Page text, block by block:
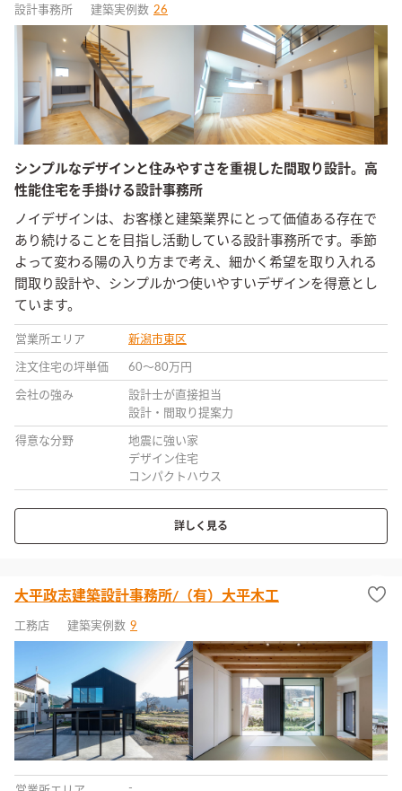
設計事務所 建築実例数 26
シンプルなデザインと住みやすさを重視した間取り設計。高
性能住宅を手掛ける設計事務所
ノイデザインは、お客様と建築業界にとって価値ある存在で
あり続けることを目指し活動している設計事務所です。季節
よって変わる陽の入り方まで考え、細かく希望を取り入れる
間取り設計や、シンプルかつ使いやすいデザインを得意とし
ています。
営業所エリア 新潟市東区
注文住宅の坪単価 60〜80万円
会社の強み
設計士が直接担当
設計・間取り提案力
得意な分野
地震に強い家
デザイン住宅
コンパクトハウス
詳しく見る
大平政志建築設計事務所/（有）大平木工
工務店 建築実例数 9